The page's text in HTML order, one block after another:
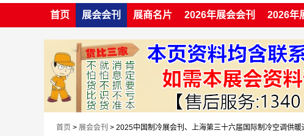
首页 展会会刊 展商名片 2026年展会会刊 2026年
首页 > 展会会刊 > 2025中国制冷展会刊、上海第三十六届国际制冷空调供